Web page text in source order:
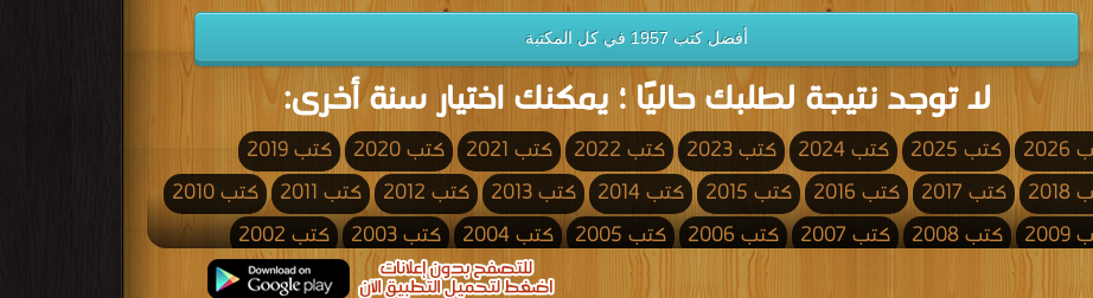
أفضل كتب 1957 في كل المكتبة
لا توجد نتيجة لطلبك حاليًا ؛ يمكنك اختيار سنة أخرى:
كتب 2025 كتب 2024 كتب 2023 كتب 2022 كتب 2021 كتب 2020
كتب 2019
كتب 2017 كتب 2016 كتب 2015 كتب 2014 كتب 2013 كتب 2012 كتب 2011
كتب 2010
كتب 2008 كتب 2007 كتب 2006 كتب 2005 كتب 2004 كتب 2003
كتب 2002
كتب 1998 كتب 1997 كتب 1996 كتب 1995 كتب 1994
كتب 1993